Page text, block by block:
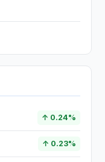
↑ 0.24%
↑ 0.23%